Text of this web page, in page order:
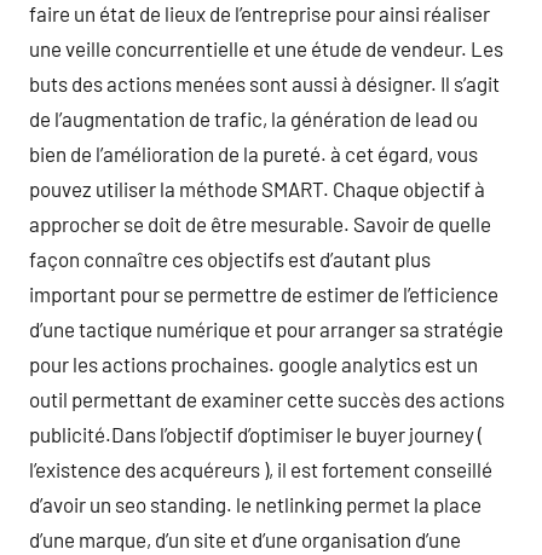
faire un état de lieux de l’entreprise pour ainsi réaliser
une veille concurrentielle et une étude de vendeur. Les
buts des actions menées sont aussi à désigner. Il s’agit
de l’augmentation de trafic, la génération de lead ou
bien de l’amélioration de la pureté. à cet égard, vous
pouvez utiliser la méthode SMART. Chaque objectif à
approcher se doit de être mesurable. Savoir de quelle
façon connaître ces objectifs est d’autant plus
important pour se permettre de estimer de l’efficience
d’une tactique numérique et pour arranger sa stratégie
pour les actions prochaines. google analytics est un
outil permettant de examiner cette succès des actions
publicité.Dans l’objectif d’optimiser le buyer journey (
l’existence des acquéreurs ), il est fortement conseillé
d’avoir un seo standing. le netlinking permet la place
d’une marque, d’un site et d’une organisation d’une